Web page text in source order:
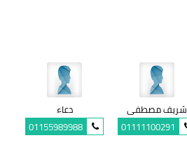
شريف مصطفى
01111100291
دعاء
01155989988